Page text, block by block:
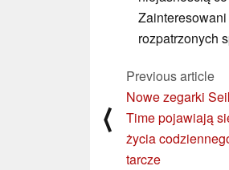
rozpatrzonych
⟨
Previous article
Nowe zegarki
Time pojawiają
życia
tarcze